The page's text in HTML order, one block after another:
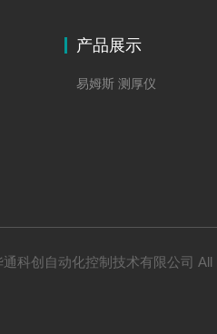
产品展示
易姆斯 测厚仪
通科创自动化控制技术有限公司